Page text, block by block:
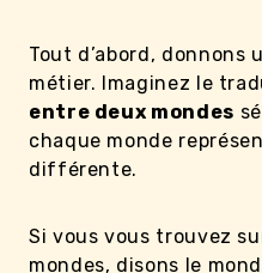
Tout d’abord,
métier. Imaginez le
entre deux mondes
chaque monde
différente.
Si vous vous trouvez
mondes, disons le